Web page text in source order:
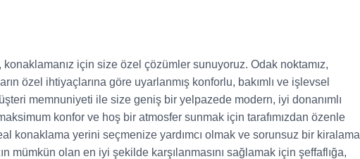
için size özel çözümler sunuyoruz. Odak noktamız,
özel ihtiyaçlarına göre uyarlanmış konforlu, bakımlı ve işlevsel
memnuniyeti ile size geniş bir yelpazede modern, iyi donanımlı
konfor ve hoş bir atmosfer sunmak için tarafımızdan özenle
konaklama yerini seçmenize yardımcı olmak ve sorunsuz bir kiralama
mümkün olan en iyi şekilde karşılanmasını sağlamak için şeffaflığa,